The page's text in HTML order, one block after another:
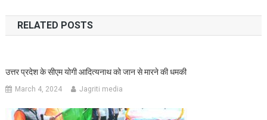
navigation
RELATED POSTS
उत्तर प्रदेश के सीएम योगी आदित्यनाथ को जान से मारने की धमकी
March 4, 2024 Jagriti media